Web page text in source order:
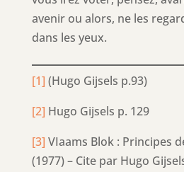
avenir ou alors, ne les
dans les yeux.
[1] (Hugo Gijsels p.93)
[2] Hugo Gijsels p. 129
[3] VIaams Blok : Principes
(1977) – Cite par Hugo